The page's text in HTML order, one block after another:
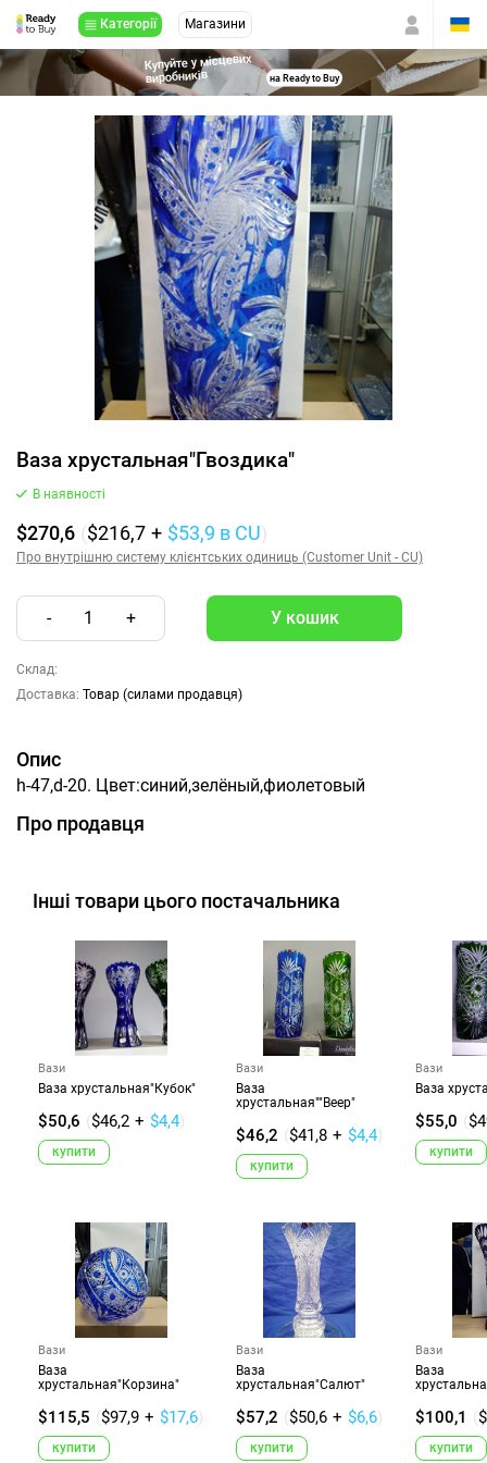
Категорії Магазини
Купуйте у місцевих
виробників на Ready to Buy
Ваза хрустальная"Гвоздика"
В наявності
$270,6 ($216,7 + $53,9 в CU)
Про внутрішню систему клієнтських одиниць (Customer Unit - CU)
- 1 +
Склад:
Доставка: Товар (силами продавця)
Опис
h-47,d-20. Цвет:синий,зелёный,фиолетовый
Про продавця
Інші товари цього постачальника
Вази
Ваза хрустальная"Кубок"
$50,6 ($46,2 + $4,4)
купити
Вази
Ваза
хрустальная""Веер"
$46,2 ($41,8 + $4,4)
купити
Вази
Ваза
$55,0 (
купити
Вази
Ваза
хрустальная"Корзина"
$115,5 ($97,9 + $17,6)
купити
Вази
Ваза
хрустальная"Салют"
$57,2 ($50,6 + $6,6)
купити
Вази
Ваза
$100,1 (
купити